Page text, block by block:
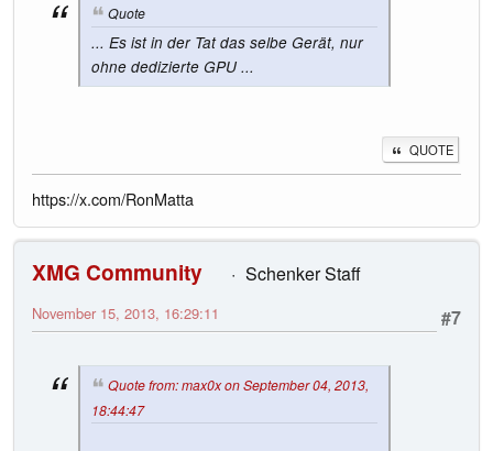
Quote
... Es ist in der Tat das selbe Gerät, nur
ohne dedizierte GPU ...
QUOTE
https://x.com/RonMatta
XMG Community
Schenker Staff
#7
November 15, 2013, 16:29:11
Quote from: max0x on September 04, 2013,
18:44:47